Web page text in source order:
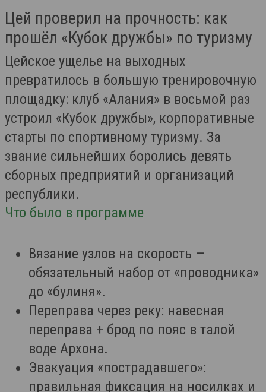
Цей проверил на прочность: как
прошёл «Кубок дружбы» по туризму
Цейское ущелье на выходных
превратилось в большую тренировочную
площадку: клуб «Алания» в восьмой раз
устроил «Кубок дружбы», корпоративные
старты по спортивному туризму. За
звание сильнейших боролись девять
сборных предприятий и организаций
республики.
Что было в программе
Вязание узлов на скорость —
обязательный набор от «проводника»
до «булиня».
Переправа через реку: навесная
переправа + брод по пояс в талой
воде Архона.
Эвакуация «пострадавшего»:
правильная фиксация на носилках и